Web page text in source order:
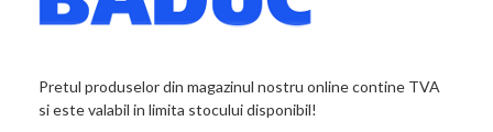
Pretul produselor din magazinul nostru online contine TVA
si este valabil in limita stocului disponibil!